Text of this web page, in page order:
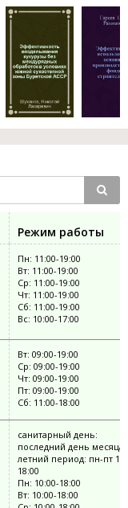
Режим работы
Пн: 11:00-19:00
Вт: 11:00-19:00
Ср: 11:00-19:00
Чт: 11:00-19:00
Сб: 11:00-19:00
Вс: 10:00-17:00
Вт: 09:00-19:00
Ср: 09:00-19:00
Чт: 09:00-19:00
Пт: 09:00-19:00
Сб: 11:00-18:00
санитарный день:
последний день месяца;
летний период: пн-пт
18:00
Пн: 10:00-18:00
Вт: 10:00-18:00